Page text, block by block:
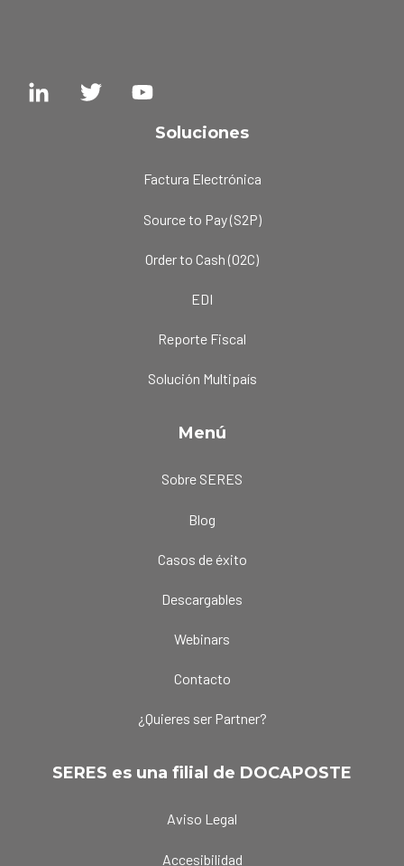
Soluciones
Factura Electrónica
Source to Pay (S2P)
Order to Cash (O2C)
EDI
Reporte Fiscal
Solución Multipaís
Menú
Sobre SERES
Blog
Casos de éxito
Descargables
Webinars
Contacto
¿Quieres ser Partner?
SERES es una filial de DOCAPOSTE
Aviso Legal
Accesibilidad